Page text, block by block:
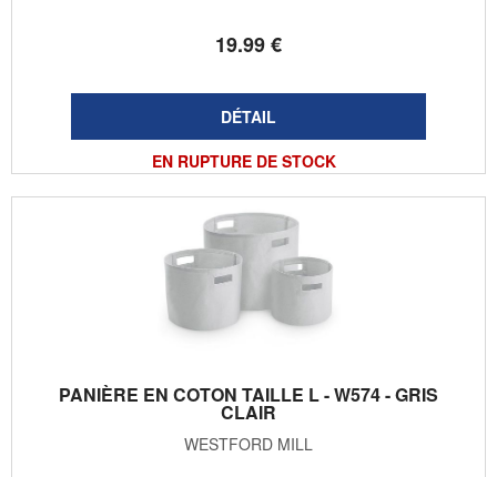
19.99€
EN RUPTURE DE STOCK
PANIÈRE EN COTON TAILLE L - W574 - GRIS
CLAIR
WESTFORD MILL